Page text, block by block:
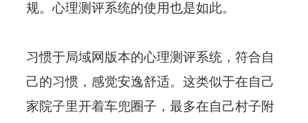
规。心理测评系统的使用也是如此。
习惯于局域网版本的心理测评系统，符合自
己的习惯，感觉安逸舒适。这类似于在自己
家院子里开着车兜圈子，最多在自己村子附